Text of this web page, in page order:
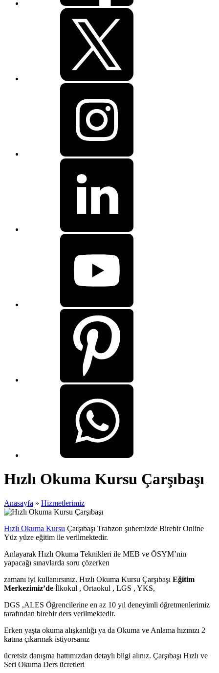
Hızlı Okuma Kursu Çarşıbaşı
Anasayfa » Hizmetlerimiz
Hızlı Okuma Kursu Çarşıbaşı Trabzon şubemizde Birebir Online
Yüz yüze eğitim ile verilmektedir.
Anlayarak Hızlı Okuma Teknikleri ile MEB ve ÖSYM’nin
yapacağı sınavlarda soru çözerken
zamanı iyi kullanırsınız. Hızlı Okuma Kursu Çarşıbaşı Eğitim
Merkezimiz’de İlkokul , Ortaokul , LGS , YKS,
DGS ,ALES Öğrencilerine en az 10 yıl deneyimli öğretmenlerimiz
tarafından birebir ders verilmektedir.
Erken yaşta okuma alışkanlığı ya da Okuma ve Anlama hızınızı 2
katına çıkarmak istiyorsanız
ücretsiz danışma hattımızdan detaylı bilgi alınız. Çarşıbaşı Hızlı ve
Seri Okuma Ders ücretleri